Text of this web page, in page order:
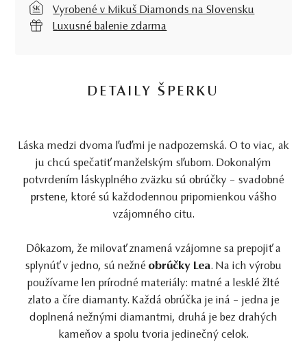
Vyrobené v Mikuš Diamonds na Slovensku
Luxusné balenie zdarma
DETAILY ŠPERKU
Láska medzi dvoma ľuďmi je nadpozemská. O to viac, ak
ju chcú spečatiť manželským sľubom. Dokonalým
potvrdením láskyplného zväzku sú obrúčky – svadobné
prstene, ktoré sú každodennou pripomienkou vášho
vzájomného citu.
Dôkazom, že milovať znamená vzájomne sa prepojiť a
splynúť v jedno, sú nežné obrúčky Lea. Na ich výrobu
používame len prírodné materiály: matné a lesklé žlté
zlato a číre diamanty. Každá obrúčka je iná – jedna je
doplnená nežnými diamantmi, druhá je bez drahých
kameňov a spolu tvoria jedinečný celok.